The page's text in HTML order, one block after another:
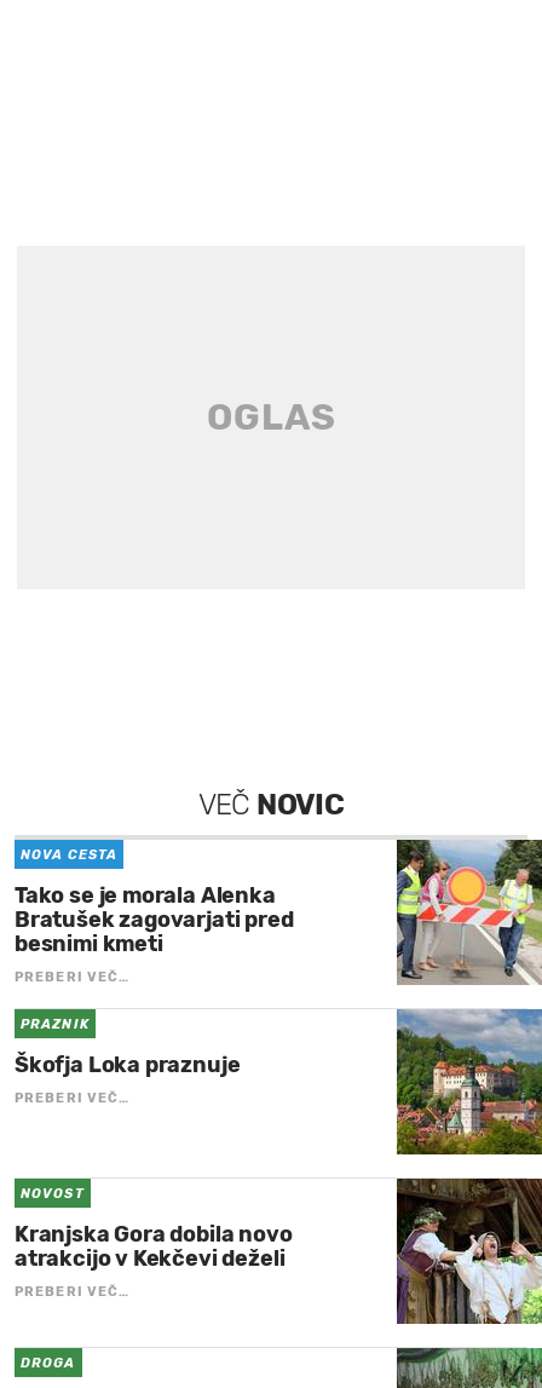
VEČ NOVIC
NOVA CESTA
Tako se je morala Alenka
Bratušek zagovarjati pred
besnimi kmeti
PREBERI VEČ…
PRAZNIK
Škofja Loka praznuje
PREBERI VEČ…
NOVOST
Kranjska Gora dobila novo
atrakcijo v Kekčevi deželi
PREBERI VEČ…
DROGA